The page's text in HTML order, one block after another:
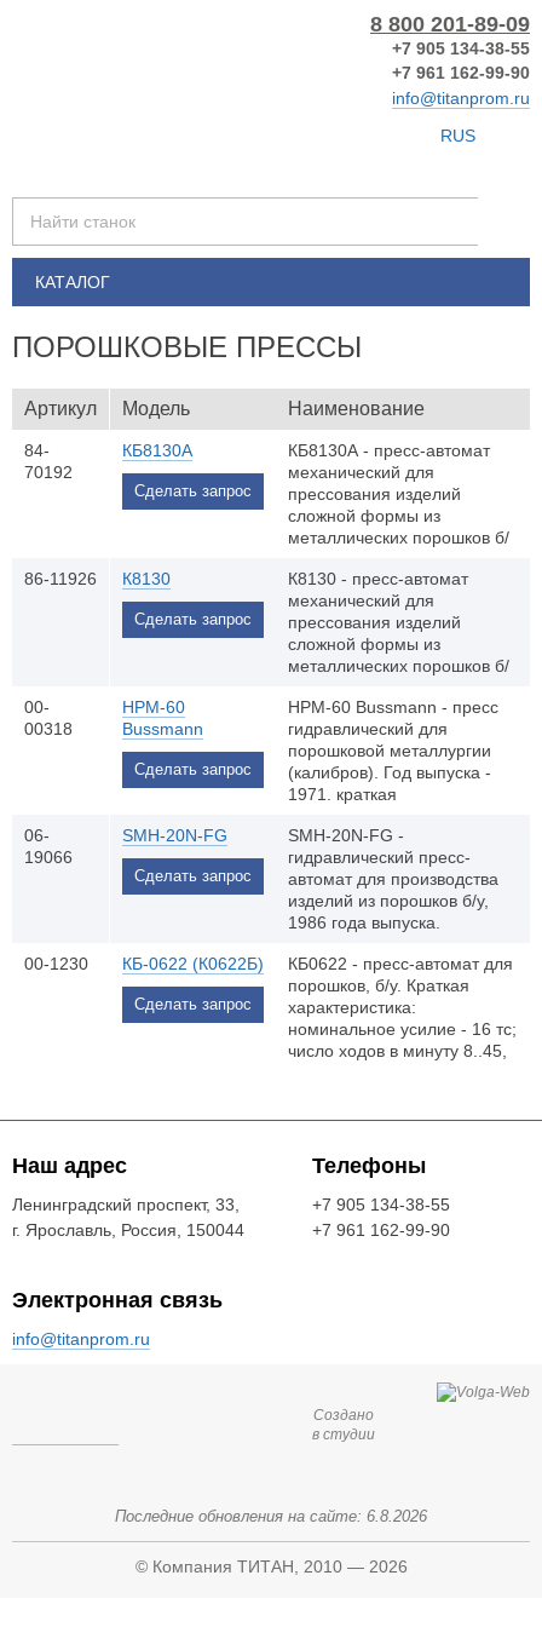
RUS
8 800 201-89-09
+7 905 134-38-55
+7 961 162-99-90
info@titanprom.ru
КАТАЛОГ
ПОРОШКОВЫЕ ПРЕССЫ
Артикул Модель Наименование
84-
70192
КБ8130А
Сделать запрос
КБ8130А - пресс-автомат
механический для
прессования изделий
сложной формы из
металлических порошков б/
номинальное усилие - 100
тонн; высота засыпки
порошка в матрицу - 0...180
мм; наибольший путь
прессования - 125 мм;
изделия в плане (диаметр
описанной окружности) -
125 мм; регулируемая
частота ходов - 9…25 мин-1;
ход ползуна - 220 ±2,2 мм;
положения пуансона - 180
мм; ход центрального
стержня - 120 мм;
комплектное состояние.
86-11926 К8130
Сделать запрос
К8130 - пресс-автомат
механический для
прессования изделий
сложной формы из
металлических порошков б/
номинальное усилие - 100
тонн; ход ползуна - 265 мм;
комплектное состояние.
00-
00318
HPM-60
Bussmann
Сделать запрос
HPM-60 Bussmann - пресс
гидравлический для
порошковой металлургии
(калибров). Год выпуска -
1971. краткая
поршня: верхнего - 300 мм,
нижнего 120 мм, усилие - 60
тонн, габариты
1400х1500х3000 мм, масса
- 5 тонн, мощность - 14кВт.
06-
19066
SMH-20N-FG
Сделать запрос
SMH-20N-FG -
гидравлический пресс-
автомат для производства
изделий из порошков б/у,
1986 года выпуска.
тс. Работоспособное
состояние.
00-1230 КБ-0622 (К0622Б)
Сделать запрос
КБ0622 - пресс-автомат для
порошков, б/у. Краткая
характеристика:
номинальное усилие - 16 тс;
число ходов в минуту 8..45,
8 тс. Аналоги - К0622Б.
Наш адрес
Ленинградский проспект, 33,
г. Ярославль, Россия, 150044
Телефоны
+7 905 134-38-55
+7 961 162-99-90
Электронная связь
info@titanprom.ru
Последние обновления на сайте: 6.8.2026
Создано
в студии
© Компания ТИТАН, 2010 — 2026